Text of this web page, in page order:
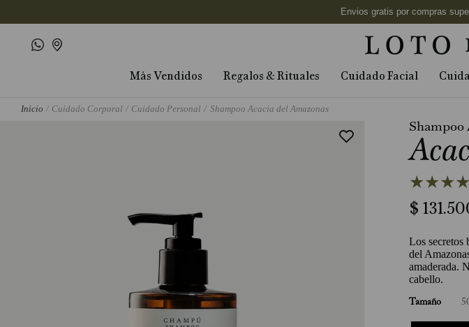
Más Vendidos Regalos & Rituales Cuidado Facial
Cuidado Corporal Cuidado Personal Shampoo Acacia del Amazonas
Shampoo
★★★★
$ 131.
Los secretos
del
amaderada.
cabello.
Tamaño